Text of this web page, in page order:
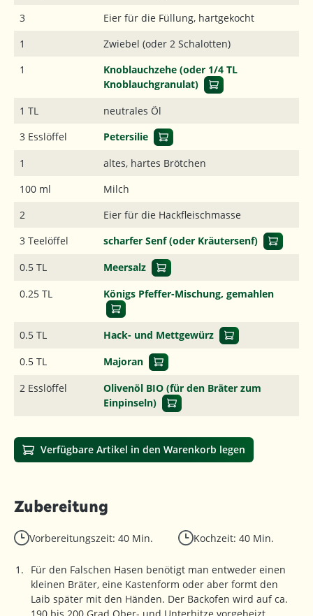
3
Eier für die Füllung, hartgekocht
1
Zwiebel (oder 2 Schalotten)
1
Knoblauchzehe (oder 1/4 TL
Knoblauchgranulat)
1 TL
neutrales Öl
3 Esslöffel
Petersilie
1
altes, hartes Brötchen
100 ml
Milch
2
Eier für die Hackfleischmasse
3 Teelöffel
scharfer Senf (oder Kräutersenf)
0.5 TL
Meersalz
0.25 TL
Königs Pfeffer-Mischung, gemahlen
0.5 TL
Hack- und Mettgewürz
0.5 TL
Majoran
2 Esslöffel
Olivenöl BIO (für den Bräter zum
Einpinseln)
Verfügbare Artikel in den Warenkorb legen
Zubereitung
Vorbereitungszeit: 40 Min. Kochzeit: 40 Min.
Für den Falschen Hasen benötigt man entweder einen
kleinen Bräter, eine Kastenform oder aber formt den
Laib später mit den Händen. Der Backofen wird auf ca.